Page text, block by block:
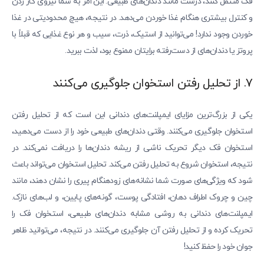
و کنترل بیشتری هنگام غذا خوردن می‌دهد. در نتیجه، هیچ محدودیتی در غذا
خوردن وجود ندارد! می‌توانید از استیک، ذرت، سیب و هر نوع غذایی که قبلاً با
پروتز یا دندان‌های از دست‌رفته برایتان ممنوع بود، لذت ببرید.
۷. از تحلیل رفتن استخوان جلوگیری می‌کنند
یکی از بزرگ‌ترین مزایای ایمپلنت‌های دندانی این است که از تحلیل رفتن
استخوان جلوگیری می‌کنند. وقتی دندان‌های طبیعی خود را از دست می‌دهید،
استخوان فک دیگر تحریک ناشی از ریشه دندان‌ها را دریافت نمی‌کند. در
نتیجه، استخوان شروع به تحلیل رفتن می‌کند. تحلیل استخوان می‌تواند باعث
شود که ویژگی‌های صورت شما نشانه‌های زودهنگام پیری را نشان دهند، مانند
چین و چروک اطراف دهان، افتادگی پوست، گونه‌های پایین، و لب‌های نازک.
ایمپلنت‌های دندانی به روشی مشابه دندان‌های طبیعی، استخوان فک را
تحریک کرده و از تحلیل رفتن آن جلوگیری می‌کنند. در نتیجه، می‌توانید ظاهر
جوان خود را حفظ کنید!